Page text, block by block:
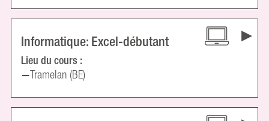
Informatique: Excel-débutant
Lieu du cours :
Tramelan (BE)